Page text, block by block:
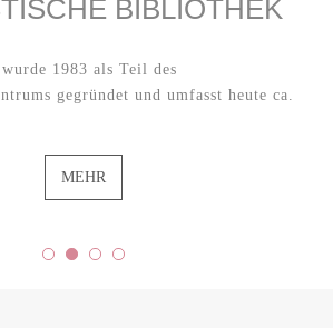
BIBLIOTHEK
1983 als Teil des
gegründet und umfasst heute ca.
MEHR